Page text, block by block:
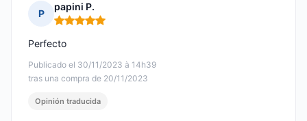
P
papini P.
Nota: 5 de 5
Publicado el 30/11/2023 à 14h39
tras una compra de 20/11/2023
Perfecto
Opinión traducida